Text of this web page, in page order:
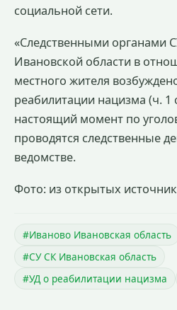
социальной сети.
«Следственными органами
Ивановской области в
местного жителя
реабилитации нацизма (ч. 1
настоящий момент по
проводятся следственные
ведомстве.
Фото: из открытых
#Иваново Ивановская область
#СУ СК Ивановская область
#УД о реабилитации нацизма